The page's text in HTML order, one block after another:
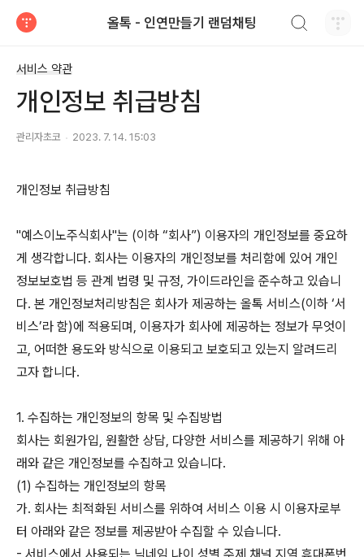
올톡 - 인연만들기 랜덤채팅
서비스 약관
개인정보 취급방침
관리자초코 2023. 7. 14. 15:03
개인정보 취급방침
"예스이노주식회사"는 (이하 “회사”) 이용자의 개인정보를 중요하
게 생각합니다. 회사는 이용자의 개인정보를 처리함에 있어 개인
정보보호법 등 관계 법령 및 규정, 가이드라인을 준수하고 있습니
다. 본 개인정보처리방침은 회사가 제공하는 올톡 서비스(이하 ‘서
비스’라 함)에 적용되며, 이용자가 회사에 제공하는 정보가 무엇이
고, 어떠한 용도와 방식으로 이용되고 보호되고 있는지 알려드리
고자 합니다.
1. 수집하는 개인정보의 항목 및 수집방법
회사는 회원가입, 원활한 상담, 다양한 서비스를 제공하기 위해 아
래와 같은 개인정보를 수집하고 있습니다.
(1) 수집하는 개인정보의 항목
가. 회사는 최적화된 서비스를 위하여 서비스 이용 시 이용자로부
터 아래와 같은 정보를 제공받아 수집할 수 있습니다.